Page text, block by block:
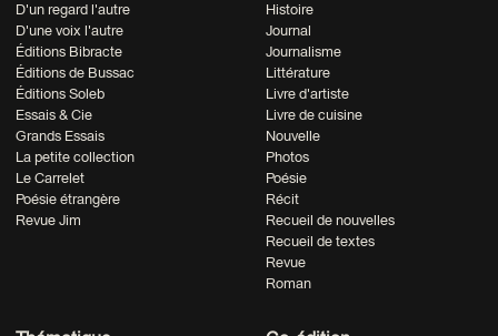
D'un regard l'autre
D'une voix l'autre
Éditions Bibracte
Éditions de Bussac
Éditions Soleb
Essais & Cie
Grands Essais
La petite collection
Le Carrelet
Poésie étrangère
Revue Jim
Histoire
Journal
Journalisme
Littérature
Livre d'artiste
Livre de cuisine
Nouvelle
Photos
Poésie
Récit
Recueil de nouvelles
Recueil de textes
Revue
Roman